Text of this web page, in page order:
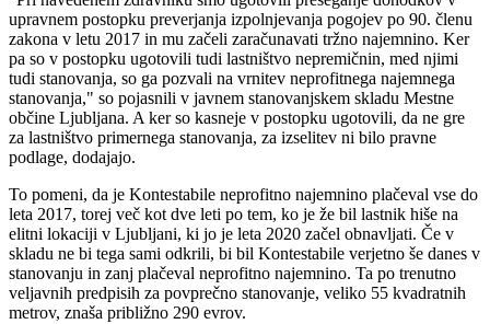
upravnem postopku preverjanja izpolnjevanja pogojev po 90. členu
zakona v letu 2017 in mu začeli zaračunavati tržno najemnino. Ker
pa so v postopku ugotovili tudi lastništvo nepremičnin, med njimi
tudi stanovanja, so ga pozvali na vrnitev neprofitnega najemnega
stanovanja," so pojasnili v javnem stanovanjskem skladu Mestne
občine Ljubljana. A ker so kasneje v postopku ugotovili, da ne gre
za lastništvo primernega stanovanja, za izselitev ni bilo pravne
podlage, dodajajo.
To pomeni, da je Kontestabile neprofitno najemnino plačeval vse do
leta 2017, torej več kot dve leti po tem, ko je že bil lastnik hiše na
elitni lokaciji v Ljubljani, ki jo je leta 2020 začel obnavljati. Če v
skladu ne bi tega sami odkrili, bi bil Kontestabile verjetno še danes v
stanovanju in zanj plačeval neprofitno najemnino. Ta po trenutno
veljavnih predpisih za povprečno stanovanje, veliko 55 kvadratnih
metrov, znaša približno 290 evrov.